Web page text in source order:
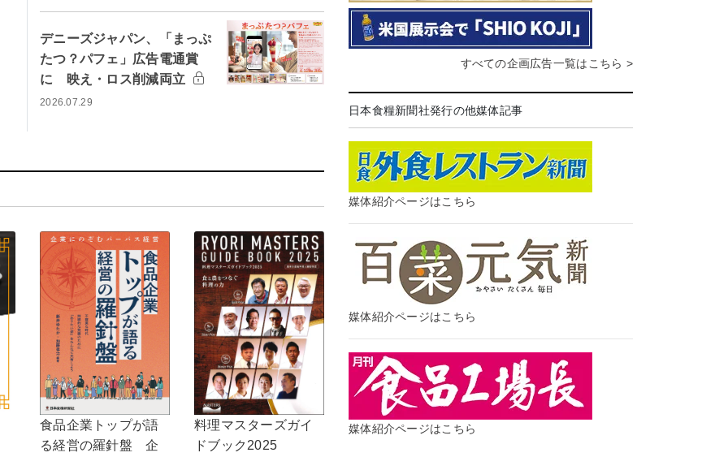
デニーズジャパン、「まっぷ
たつ？パフェ」広告電通賞
に 映え・ロス削減両立
2026.07.29
食品企業トップが語
る経営の羅針盤 企
料理マスターズガイ
ドブック2025
すべての企画広告一覧はこちら >
日本食糧新聞社発行の他媒体記事
媒体紹介ページはこちら
媒体紹介ページはこちら
媒体紹介ページはこちら